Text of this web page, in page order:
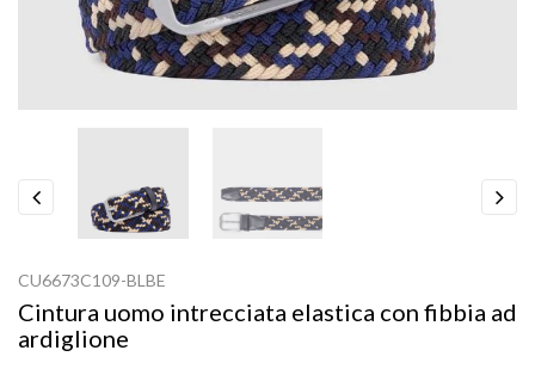
CU6673C109-BLBE
Cintura uomo intrecciata elastica con fibbia ad
ardiglione